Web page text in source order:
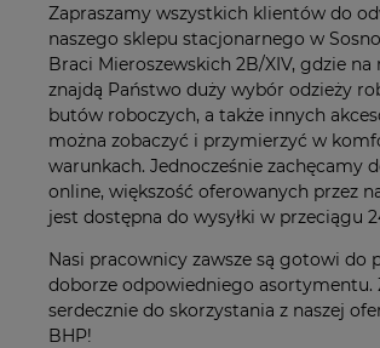
Zapraszamy wszystkich klientów do
naszego sklepu stacjonarnego w
Braci Mieroszewskich 2B/XIV, gdzie na
znajdą Państwo duży wybór odzieży
butów roboczych, a także innych
można zobaczyć i przymierzyć w
warunkach. Jednocześnie zachęcamy
online, większość oferowanych przez
jest dostępna do wysyłki w przeciągu
Nasi pracownicy zawsze są gotowi do
doborze odpowiedniego asortymentu.
serdecznie do skorzystania z naszej
BHP!